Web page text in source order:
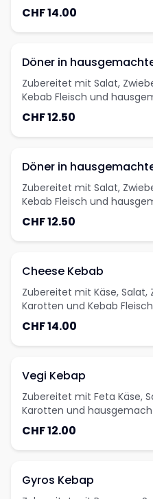
CHF 14.00
Döner in
Zubereitet mit Salat,
Kebab Fleisch und
CHF 12.50
Döner in
Zubereitet mit Salat,
Kebab Fleisch und
CHF 12.50
Cheese Kebab
Zubereitet mit Käse, Salat,
Karotten und Kebab Fleisch
CHF 14.00
Vegi Kebap
Zubereitet mit Feta Käse,
Karotten und
CHF 12.00
Gyros Kebap